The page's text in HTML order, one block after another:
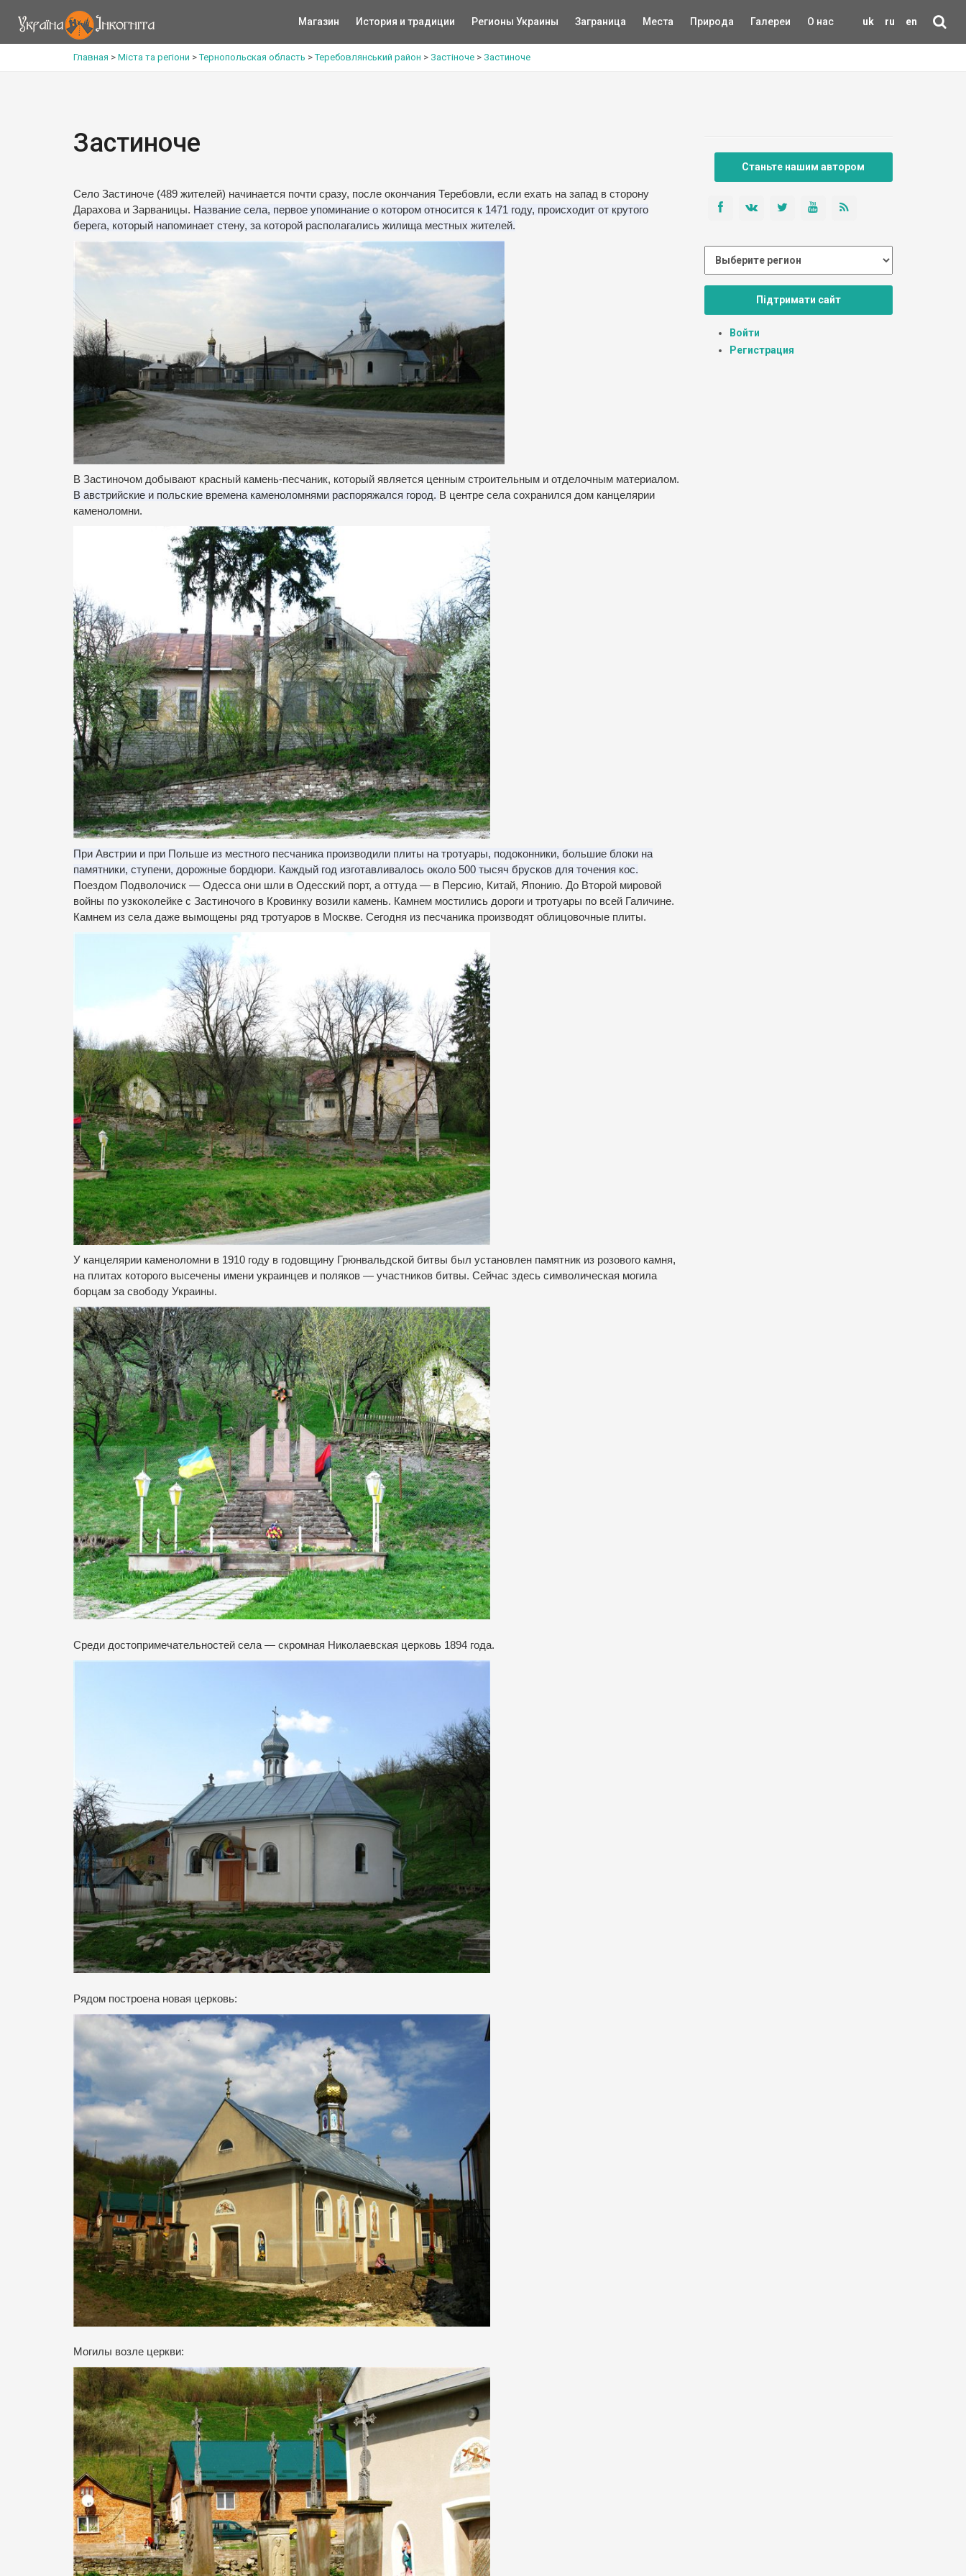
uk ru en
Магазин История и традиции Регионы Украины Заграница Места Природа Галереи О нас
Главная > Міста та регіони >Тернопольская область >Теребовлянський район > Застіноче > Застиноче
Застиноче
Село Застиноче (489 жителей) начинается почти сразу, после окончания Теребовли, если ехать на запад в сторону
Дарахова и Зарваницы. Название села, первое упоминание о котором относится к 1471 году, происходит от крутого
берега, который напоминает стену, за которой располагались жилища местных жителей.
В Застиночом добывают красный камень-песчаник, который является ценным строительным и отделочным материалом.
В австрийские и польские времена каменоломнями распоряжался город. В центре села сохранился дом канцелярии
каменоломни.
При Австрии и при Польше из местного песчаника производили плиты на тротуары, подоконники, большие блоки на
памятники, ступени, дорожные бордюри. Каждый год изготавливалось около 500 тысяч брусков для точения кос.
Поездом Подволочиск — Одесса они шли в Одесский порт, а оттуда — в Персию, Китай, Японию. До Второй мировой
войны по узкоколейке с Застиночого в Кровинку возили камень. Камнем мостились дороги и тротуары по всей Галичине.
Камнем из села даже вымощены ряд тротуаров в Москве. Сегодня из песчаника производят облицовочные плиты.
У канцелярии каменоломни в 1910 году в годовщину Грюнвальдской битвы был установлен памятник из розового камня,
на плитах которого высечены имени украинцев и поляков — участников битвы. Сейчас здесь символическая могила
борцам за свободу Украины.
Среди достопримечательностей села — скромная Николаевская церковь 1894 года.
Рядом построена новая церковь:
Могилы возле церкви:
Станьте нашим автором
Підтримати сайт
Войти
Регистрация